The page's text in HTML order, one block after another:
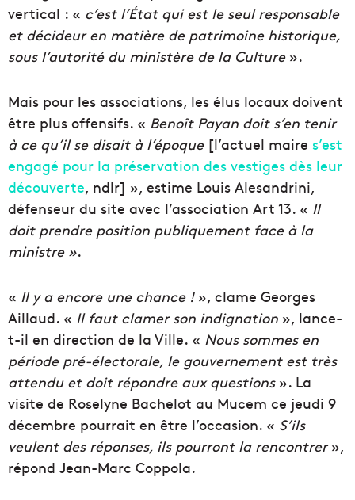
vertical : « c’est l’État qui est le seul responsable
et décideur en matière de patrimoine historique,
sous l’autorité du ministère de la Culture».
Mais pour les associations, les élus locaux doivent
être plus offensifs. « Benoît Payan doit s’en tenir
à ce qu’il se disait à l’époque[l’actuel maire s’est
engagé pour la préservation des vestiges dès leur
découverte, ndlr] », estime Louis Alesandrini,
défenseur du site avec l’association Art 13. « Il
doit prendre position publiquement face à la
ministre ».
« Il y a encore une chance !», clame Georges
Aillaud. « Il faut clamer son indignation », lance-
t-il en direction de la Ville. « Nous sommes en
période pré-électorale, le gouvernement est très
attendu et doit répondre aux questions». La
visite de Roselyne Bachelot au Mucem ce jeudi 9
décembre pourrait en être l’occasion. « S’ils
veulent des réponses, ils pourront la rencontrer»,
répond Jean-Marc Coppola.